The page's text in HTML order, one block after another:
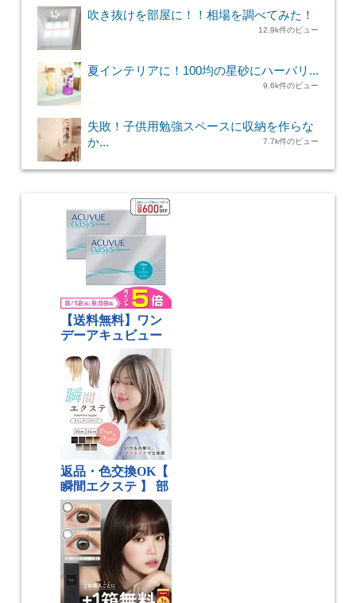
吹き抜けを部屋に！！相場を調べてみた！
12.9k件のビュー
夏インテリアに！100均の星砂にハーバリ...
9.6k件のビュー
失敗！子供用勉強スペースに収納を作らな
か...
7.7k件のビュー